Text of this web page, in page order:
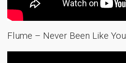
Flume – Never Been Like You